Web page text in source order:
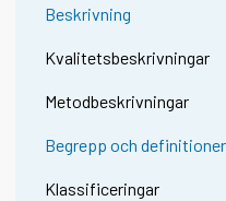
Beskrivning
Kvalitetsbeskrivningar
Metodbeskrivningar
Begrepp och definitioner
Klassificeringar